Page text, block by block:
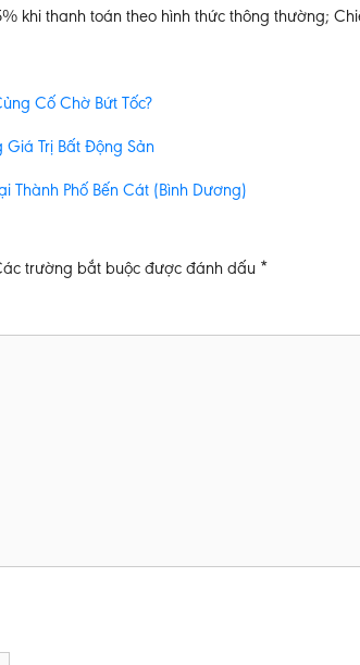
khi thanh toán theo hình thức thông thường;
Cố Chờ Bứt Tốc?
Giá Trị Bất Động Sản
Thành Phố Bến Cát (Bình Dương)
trường bắt buộc được đánh dấu *